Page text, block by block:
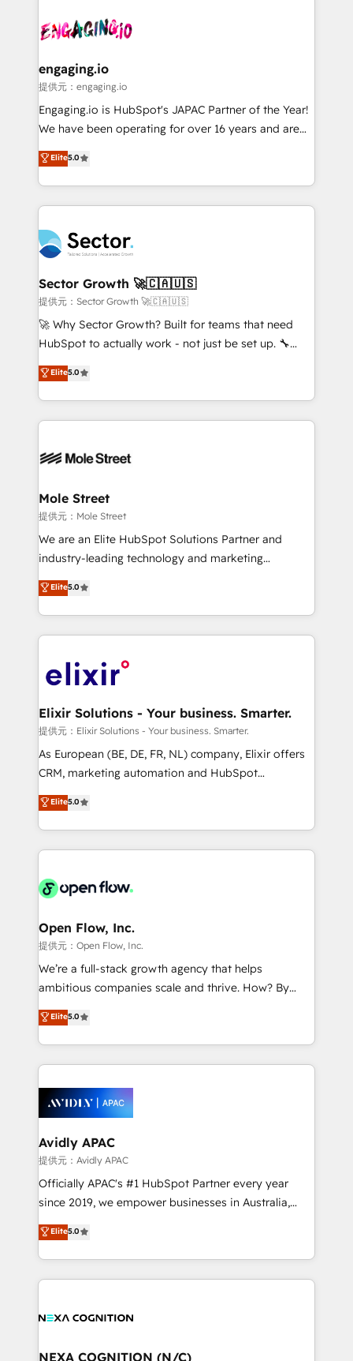
advanced optimization & adoption 📍 São Paulo, BR
• Des Moines, IA • New York, NY
operacional de receita conectando equipes
Também somos distribuidores oficiais da HubSpot
e de mais de 150 softwares globais permitindo
contratar e pagar a HubSpot em reais com nota
fiscal no Brasil e gerar economia de até 50% na
Oferecemos ainda agentes de IA especializados em
HubSpot que automatizam tarefas executam rotinas
empresas em 13 países utilizam a Nexforce. Somos
a maior parceira da HubSpot na América Latina e
líder no ranking global de sucesso do cliente da
HubSpot.
engaging.io
提供元：engaging.io
Engaging.io is HubSpot's JAPAC Partner of the Year!
We have been operating for over 16 years and are
one of HubSpot's most experienced and technically
capable Agency Partners globally. We specialise in
complex CRM migrations, implementations,
integrations, custom CMS portal development,
businesses. Our teams are based in North America
and APAC. We are HubSpot's top-ranked Advanced
Implementation Certified Partner and we contribute
to their advisory council. We strive to do 'good work
with good people' and have worked with incredible
brands. You can see some of them on our website,
Elite5.0
Sector Growth 🚀🇨🇦🇺🇸
提供元：Sector Growth 🚀🇨🇦🇺🇸
🚀 Why Sector Growth? Built for teams that need
HubSpot to actually work - not just be set up. 🔧
HubSpot Experts: Onboarding, migrations,
automation, and training built for adoption. ⚡ Highly
Technical Execution: ERP, EMR and Custom
Integrations; complex builds delivered in weeks, not
workflows; automation agents; process optimization
Healthcare: HIPAA implementations; secure data
workflows 💼 Financial Services: compliant
workflows; audit-ready reporting ⚖️ Legal: client
intake; pipeline and document workflows 🛒 E-
revenue automation 🏢 Real Estate: deal pipelines;
portfolio and lifecycle management 🏭
HIPAA-aware; CASL-compliant; GDPR-ready
implementations where required 💡 Why 500+
built to scale.
Elite5.0
Mole Street
提供元：Mole Street
We are an Elite HubSpot Solutions Partner and
industry-leading technology and marketing
consultancy. Our focus is on enterprise and mid-
market B2B companies globally that want a strategic
approach to execute their goals through creative
applications of our solutions; Technical HubSpot
Design, Migrations + Integrations. Mole Street’s
greatness, which is achieved through creating
absolute clarity, derived from a well-defined
strategy, executed well, and reported on with clear
results. The culture is driven by core values; Joy, Grit,
Mindedness, and Clarity. We are driven to win for the
collective good of the company and its clientele, and
things are happening.
Elite5.0
Elixir Solutions - Your business. Smarter.
提供元：Elixir Solutions - Your business. Smarter.
As European (BE, DE, FR, NL) company, Elixir offers
CRM, marketing automation and HubSpot
integration products and services to mid-market
and enterprise customers. We ensure that your sales,
service and marketing department operates in the
most effective way, while at the same time
integrated buyers journey. Elixir is located in
and Amsterdam. Elixir is a first mover and leader
when it comes to HubSpot sales and service
implementations, highly renowned for our business
acumen, process (re-)design experience and a
integrate HubSpot with complex solutions like SAP,
MicroSoft, custom solutions,... Our company also has
Retail execution, CPQ, customer portals and
HubSpot CMS developments. And we're champions
Elite5.0
Open Flow, Inc.
提供元：Open Flow, Inc.
We’re a full-stack growth agency that helps
ambitious companies scale and thrive. How? By
upgrading and streamlining every single revenue-
generating aspect of your business. We’re proud
HubSpot Elite Solutions Partners and devout CRM
nerds who can harness HubSpot’s custom digital
experience. Working hand-in-hand with your team,
we’ll assemble a RevOps machine that drives more
traffic, generates better leads and crushes your
revenue goals. We've worked with thousands of
HubSpot customers and we'd love to work with you
too! Clients come to us for: Advanced CRM solutions
HubSpot Data System Migrations between systems
to HubSpot New lead generation strategies Time-
Elite5.0
Avidly APAC
提供元：Avidly APAC
Officially APAC's #1 HubSpot Partner every year
since 2019, we empower businesses in Australia,
New Zealand, and globally to realise their full
potential through enterprise HubSpot CRM
implementation. And we deliver best practice across
the whole HubSpot platform, covering marketing,
all businesses, from start-up to Enterprise, and have
the world. Our human approach to digital
Elite5.0
NEXA COGNITION (N/C)